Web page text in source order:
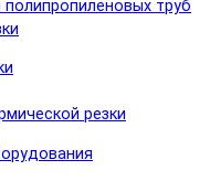
труб
резки